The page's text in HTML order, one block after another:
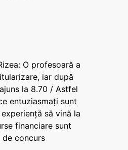
O profesoară a
iar după
la 8.70 / Astfel
entuziasmați sunt
să vină la
financiare sunt
concurs